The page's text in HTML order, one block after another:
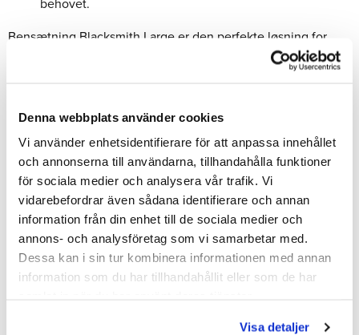
Denna webbplats använder cookies
Vi använder enhetsidentifierare för att anpassa innehållet
och annonserna till användarna, tillhandahålla funktioner
för sociala medier och analysera vår trafik. Vi
vidarebefordrar även sådana identifierare och annan
information från din enhet till de sociala medier och
annons- och analysföretag som vi samarbetar med.
Dessa kan i sin tur kombinera informationen med annan
information som du har tillhandahållit eller som de har
Visa detaljer
behovet.
Bensætning Blacksmith Large er den perfekte løsning for
både beslagsmede og smede, der søger en stabil, holdbar og
ergonomisk bensætning til deres ambolt. Bestil din i dag og
arbejdet!
Del
Facebook
Bedømmelser